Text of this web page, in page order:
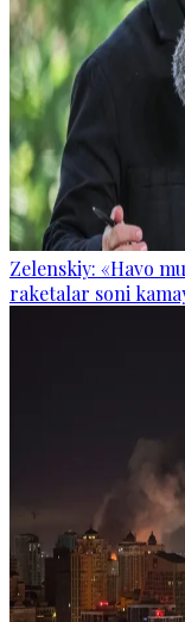
Zelenskiy: «Havo
raketalar soni